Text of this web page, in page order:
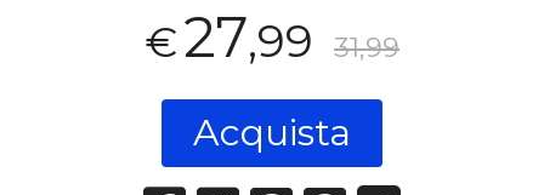
€27,99 31,99
Acquista